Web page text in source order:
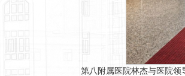
医院林杰与医院领导及